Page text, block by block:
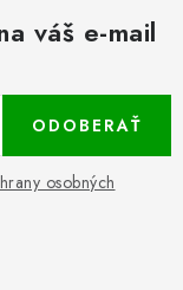
váš e-mail
osobných
ODOBERAŤ